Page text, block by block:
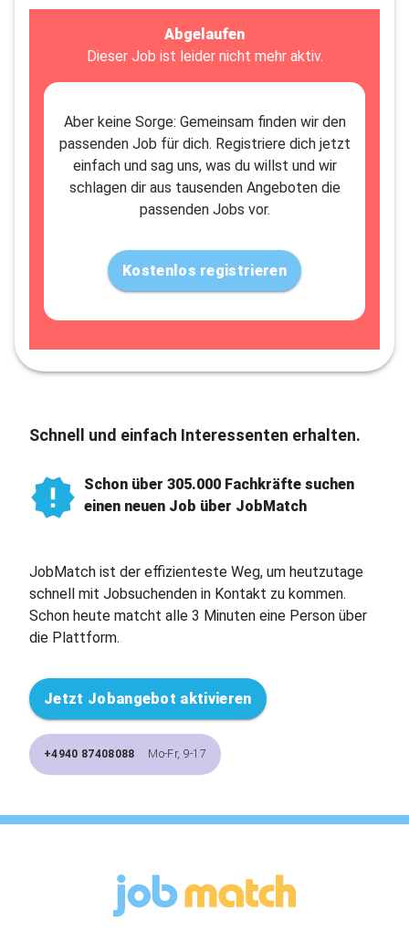
Abgelaufen
Dieser Job ist leider nicht mehr aktiv.
Aber keine Sorge: Gemeinsam finden wir den
passenden Job für dich. Registriere dich jetzt
einfach und sag uns, was du willst und wir
schlagen dir aus tausenden Angeboten die
passenden Jobs vor.
Kostenlos registrieren
Schnell und einfach Interessenten erhalten.
Schon über 305.000 Fachkräfte suchen
einen neuen Job über JobMatch
JobMatch ist der effizienteste Weg, um heutzutage
schnell mit Jobsuchenden in Kontakt zu kommen.
Schon heute matcht alle 3 Minuten eine Person über
die Plattform.
Jetzt Jobangebot aktivieren
+4940 87408088 Mo-Fr, 9-17